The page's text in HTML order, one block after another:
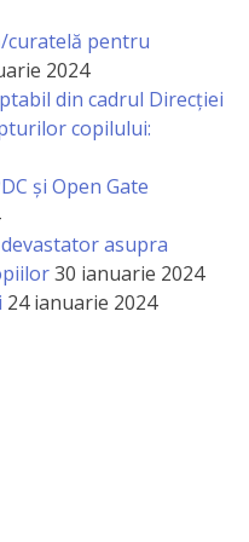
curatelă pentru
2024
din cadrul Direcției
copilului:
și Open Gate
asupra
30 ianuarie 2024
24 ianuarie 2024